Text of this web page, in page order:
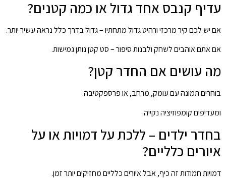
עדיף קנבס אחד גדול או כמה קטנים?
אם יש לכם קיר מרכזי ורהיט גדול מתחתיו – גדול בדרך כלל נראה עשיר יותר.
אם אתם אוהבים לשחק ולבנות סיפור – סט קטן נותן גמישות.
מה עושים אם החדר קטן?
בוחרים תמונה עם עומק, מרחב, או פרספקטיבה.
ומעדיפים קומפוזיציה נקייה.
בחדר ילדים – ללכת על דמויות או על
איורים כלליים?
דמויות חמודות זה כיף, אבל איורים כלליים מחזיקים יותר זמן.